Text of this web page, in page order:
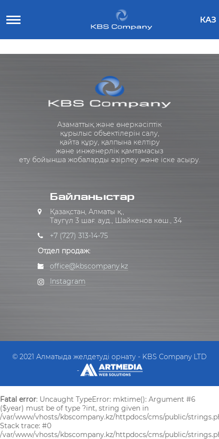
КАЗ
Азаматтық және өнеркәсіптік
құрылыс объектілерін салу,
қайта құру, қалпына келтіру
және инженерлік қамтамасыз
ету бойынша жобаларды әзірлеу және іске асыру.
Байланыстар
Қазақстан, Алматы қ.,
Таугүл 3 шағ. ауд., Шайкенов көш., 34
+7 (727) 313-14-75
Отдел продаж:
office@kbscompany.kz
Instagram
© 2021 Алматыда желдетуді орнату - KBS Company LTD
-
Fatal error: Uncaught TypeError: mktime(): Argument #6
($year) must be of type ?int, string given in
/var/www/vhosts/kbscompany.kz/httpdocs/cms/public/
Stack trace: #0
/var/www/vhosts/kbscompany.kz/httpdocs/cms/public/